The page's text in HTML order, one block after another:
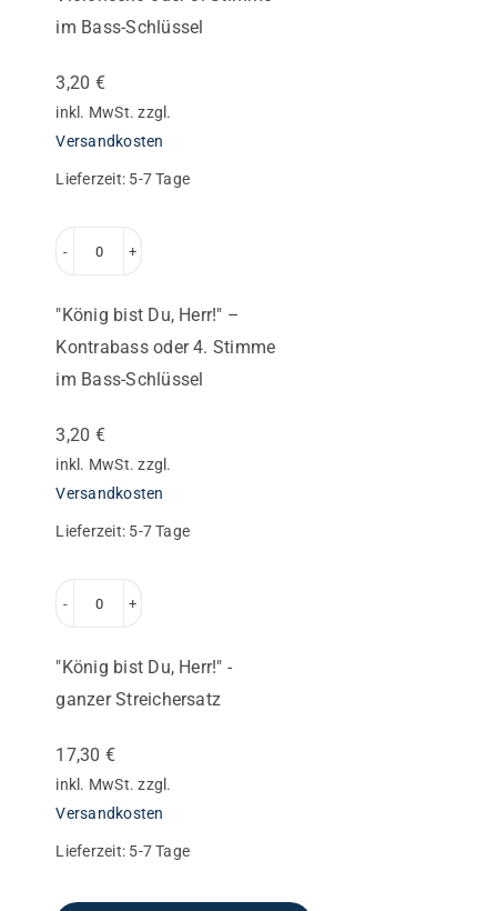
Violoncello
oder
3.
Stimme
im Bass-Schlüssel
3,20 €
inkl. MwSt. zzgl.
Versandkosten
Lieferzeit: 5-7 Tage
Du,
Kontrabass
oder
4.
Stimme
"König bist Du, Herr!" –
Kontrabass oder 4. Stimme
im Bass-Schlüssel
3,20 €
inkl. MwSt. zzgl.
Versandkosten
Lieferzeit: 5-7 Tage
Du,
-
ganzer
Streichersatz
Menge
"König bist Du, Herr!" -
ganzer Streichersatz
17,30 €
inkl. MwSt. zzgl.
Versandkosten
Lieferzeit: 5-7 Tage